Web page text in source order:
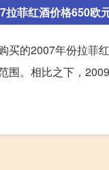
拉菲红酒价格650欧
买的2007年份拉菲
围。相比之下，